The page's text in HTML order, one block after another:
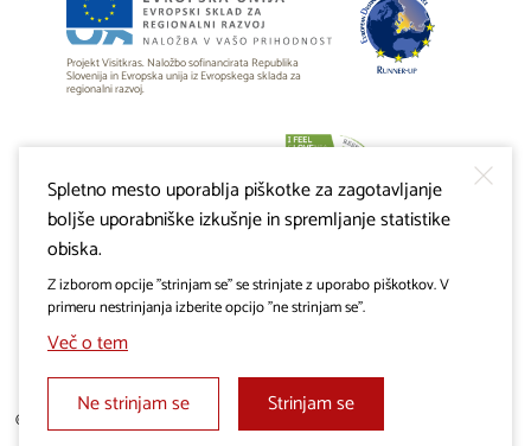
Projekt Visitkras. Naložbo sofinancirata Republika
Slovenija in Evropska unija iz Evropskega sklada za
regionalni razvoj.
© 2019 - 2026 visitkras.info. Vse pravice pridržane.
Spletno mesto uporablja piškotke za zagotavljanje
boljše uporabniške izkušnje in spremljanje statistike
obiska.
Z izborom opcije "strinjam se" se strinjate z uporabo piškotkov. V
primeru nestrinjanja izberite opcijo "ne strinjam se".
Več o tem
Ne strinjam se
Strinjam se